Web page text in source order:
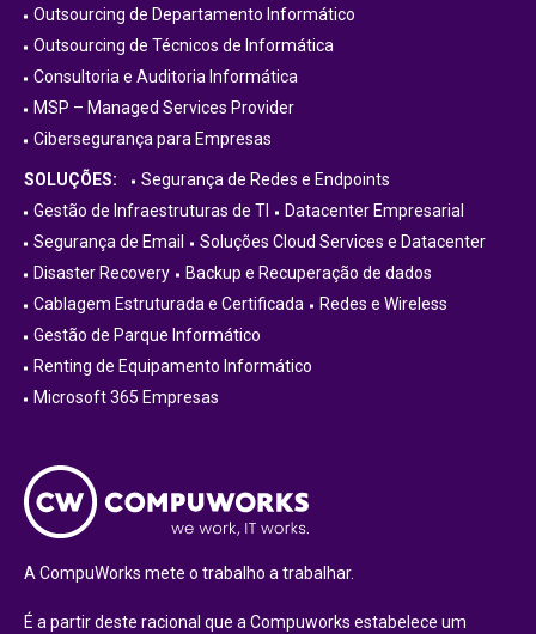
Outsourcing de Departamento Informático
Outsourcing de Técnicos de Informática
Consultoria e Auditoria Informática
MSP – Managed Services Provider
Cibersegurança para Empresas
SOLUÇÕES:
Segurança de Redes e Endpoints
Gestão de Infraestruturas de TI
Datacenter Empresarial
Segurança de Email
Soluções Cloud Services e Datacenter
Disaster Recovery
Backup e Recuperação de dados
Cablagem Estruturada e Certificada
Redes e Wireless
Gestão de Parque Informático
Renting de Equipamento Informático
Microsoft 365 Empresas
A CompuWorks mete o trabalho a trabalhar.
É a partir deste racional que a Compuworks estabelece um